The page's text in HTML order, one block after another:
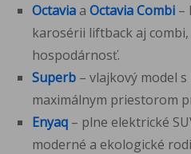
Octavia a Octavia Combi –
karosérii liftback aj
hospodárnosť.
Superb – vlajkový model
maximálnym priestorom
Enyaq – plne elektrické
moderné a ekologické